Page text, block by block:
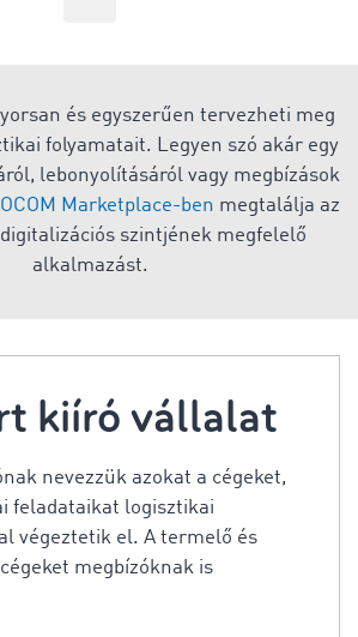
és egyszerűen tervezheti meg
folyamatait. Legyen szó akár egy
lebonyolításáról vagy megbízások
Marketplace-ben megtalálja az
szintjének megfelelő
alkalmazást.
kiíró vállalat
nevezzük azokat a cégeket,
feladataikat logisztikai
végeztetik el. A termelő és
megbízóknak is